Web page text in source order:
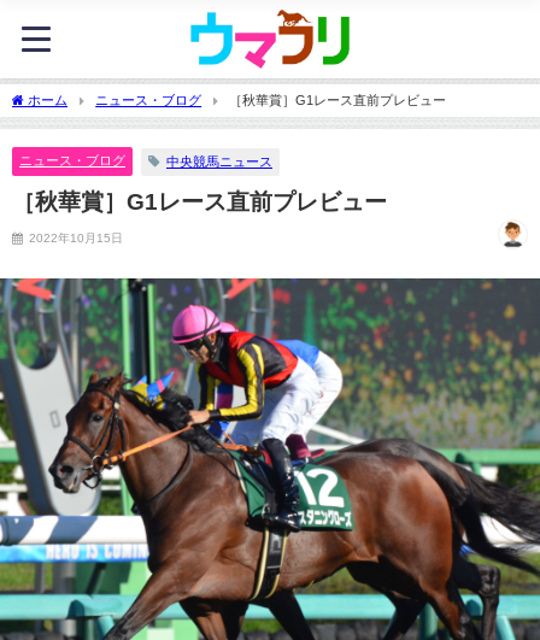
ホーム ニュース・ブログ ［秋華賞］G1レース直前プレビュー
ニュース・ブログ 中央競馬ニュース
［秋華賞］G1レース直前プレビュー
2022年10月15日